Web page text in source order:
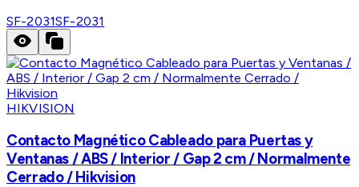
SF-2031SF-2031
HIKVISION
Contacto Magnético Cableado para Puertas y
Ventanas / ABS / Interior / Gap 2 cm / Normalmente
Cerrado / Hikvision